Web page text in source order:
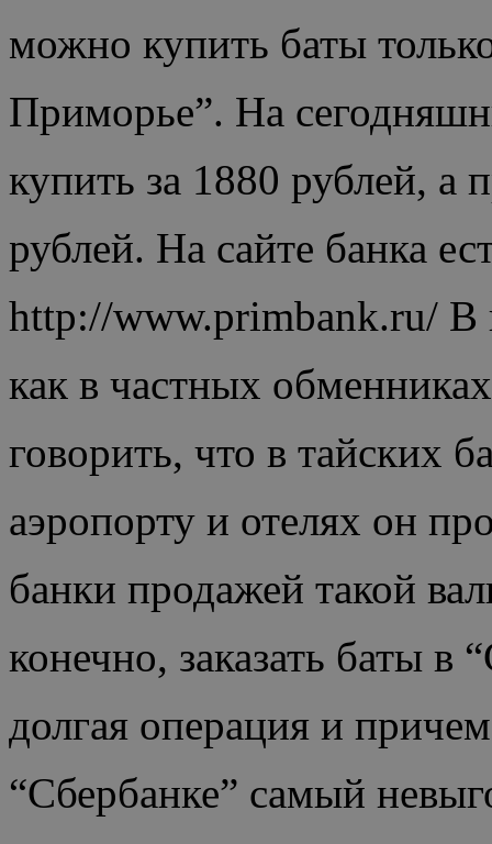
можно купить баты
Приморье”. На
купить за 1880 рублей, а
рублей. На сайте банка
http://www.primbank.ru/ В
как в частных
говорить, что в тайских
аэропорту и отелях он
банки продажей такой
конечно, заказать баты в
долгая операция и
“Сбербанке” самый